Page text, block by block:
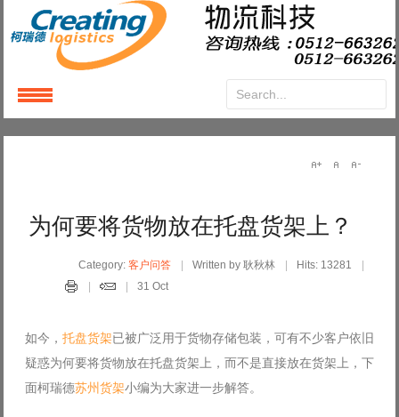
为何要将货物放在托盘货架上？
Category:客户问答 Written by 耿秋林
Hits: 13281
31 Oct
如今， 托盘货架已被广泛用于货物存储包装，可有不少客户依旧
疑惑为何要将货物放在托盘货架上，而不是直接放在货架上，下
面柯瑞德苏州货架小编为大家进一步解答。
LoginorRegister